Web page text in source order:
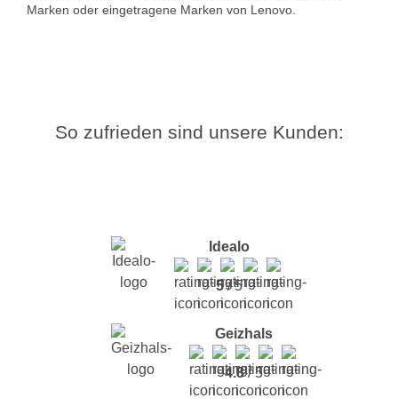
Marken oder eingetragene Marken von Lenovo.
So zufrieden sind unsere Kunden:
Idealo
5/ 5
Geizhals
4.8/ 5